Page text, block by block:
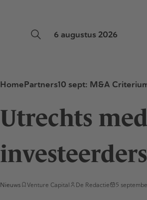
6 augustus 2026
HomePartners10 sept: M&A
Utrechts
investeerders
Nieuws Venture Capital De Redactie 5